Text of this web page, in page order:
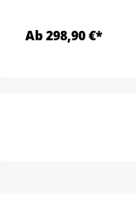
Ab 298,90 €*